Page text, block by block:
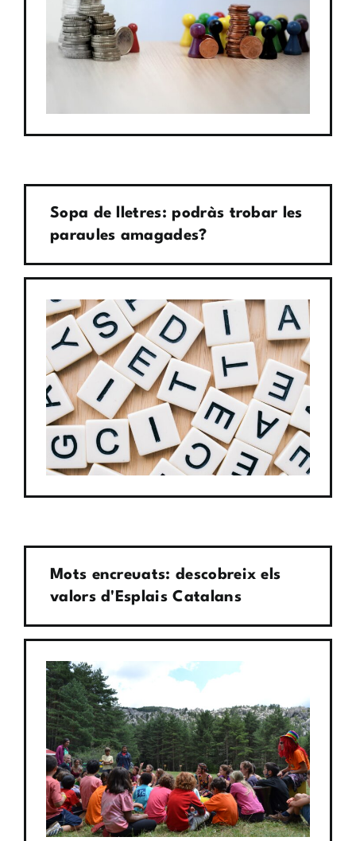
Sopa de lletres: podràs trobar les
paraules amagades?
Mots encreuats: descobreix els
valors d'Esplais Catalans